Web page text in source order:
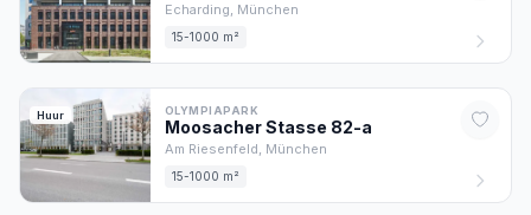
Echarding, München
15-1000 m²
Huur OLYMPIAPARK
Moosacher Stasse 82-a
Am Riesenfeld, München
15-1000 m²